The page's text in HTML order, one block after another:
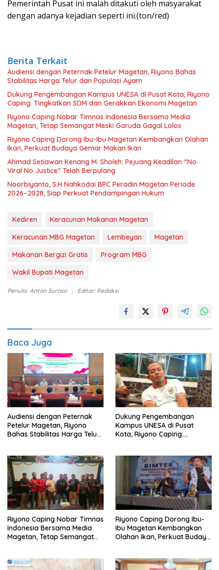
Pemerintah Pusat ini malah ditakuti oleh masyarakat
dengan adanya kejadian seperti ini.(ton/red)
Berita Terkait
Audiensi dengan Peternak Petelur Magetan, Riyono Bahas
Stabilitas Harga Telur dan Populasi Ayam
Dukung Pengembangan Kampus UNESA di Pusat Kota, Riyono
Caping: Tingkatkan SDM dan Gerakkan Ekonomi Magetan
Riyono Caping Nobar Timnas Indonesia Bersama Media
Magetan, Tetap Semangat Meski Garuda Gagal Lolos
Riyono Caping Dorong Ibu-Ibu Magetan Kembangkan Olahan
Ikan, Perkuat Budaya Gemar Makan Ikan
Ahmad Setiawan Kenang M. Sholeh: Pejuang Keadilan “No
Viral No Justice” Telah Berpulang
Noorbiyanto, S.H Nahkodai BPC Peradin Magetan Periode
2026–2028, Siap Perkuat Pendampingan Hukum
Kediren
Keracunan Makanan Magetan
Keracunan MBG Magetan
Lembeyan
Magetan
Makanan Bergizi Gratis
Program MBG
Wakil Bupati Magetan
Penulis: Anton Suroso Editor: Redaksi
Baca Juga
Audiensi dengan Peternak
Petelur Magetan, Riyono
Bahas Stabilitas Harga Telur
Dukung Pengembangan
Kampus UNESA di Pusat
Kota, Riyono Caping:
Riyono Caping Nobar Timnas
Indonesia Bersama Media
Magetan, Tetap Semangat
Riyono Caping Dorong Ibu-
Ibu Magetan Kembangkan
Olahan Ikan, Perkuat Budaya